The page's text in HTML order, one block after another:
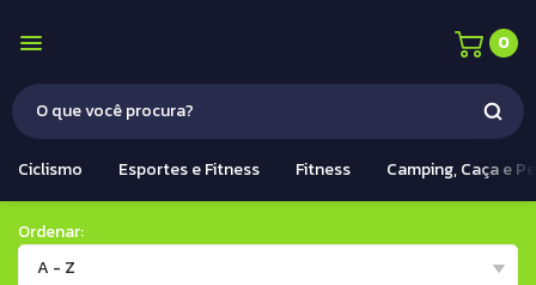
0
Ciclismo Esportes e Fitness Fitness Camping, Caça e
Ordenar:
A - Z